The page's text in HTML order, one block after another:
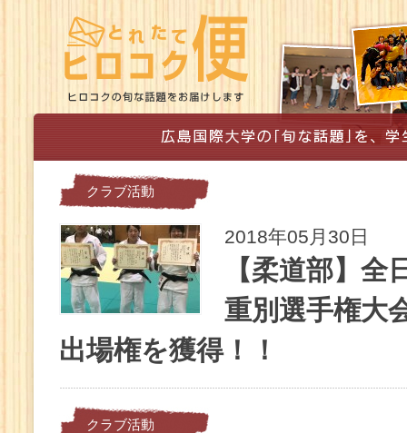
クラブ活動
2018年05月30日
【柔道部】
重別選手権大
出場権を獲得！！
クラブ活動